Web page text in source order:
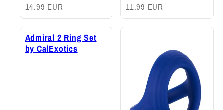
14.99 EUR 11.99 EUR
Admiral 2 Ring Set
by CalExotics